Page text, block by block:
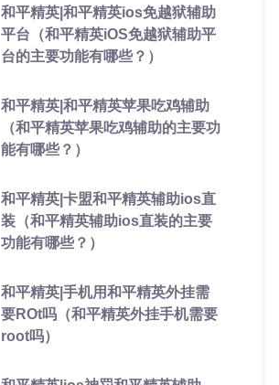
和平精英|和平精英ios免越狱辅助
平台（和平精英iOS免越狱辅助平
台的主要功能有哪些？）
和平精英|和平精英苹果吃鸡辅助
（和平精英苹果吃鸡辅助的主要功
能有哪些？）
和平精英|卡盟和平精英辅助ios直
装（和平精英辅助ios直装的主要
功能有哪些？）
和平精英|手机用和平精英外挂需
要ROt吗（和平精英外挂手机需要
root吗）